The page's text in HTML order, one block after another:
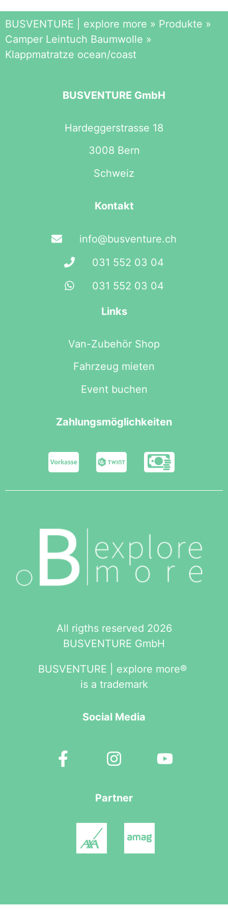
BUSVENTURE | explore more » Produkte »
Camper Leintuch Baumwolle »
Klappmatratze ocean/coast
BUSVENTURE GmbH
Hardeggerstrasse 18
3008 Bern
Schweiz
Kontakt
info@busventure.ch
031 552 03 04
031 552 03 04
Links
Van-Zubehör Shop
Fahrzeug mieten
Event buchen
Zahlungsmöglichkeiten
All rigths reserved 2026
BUSVENTURE GmbH
BUSVENTURE | explore more®
is a trademark
Social Media
Partner